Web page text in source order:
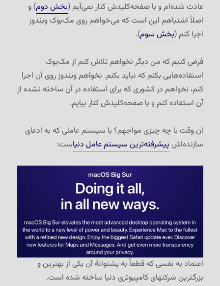
عادت شده‌ام و با صفحه‌کلیدش کنار نمی‌آیم (بخش دوم) و
اصلاً اشتباهم این است که می‌خواهم روی مک‌بوک ویندوز
اجرا کنم (بخش سوم).
فرض کنیم که من دیگر نخواهم تلاش کنم از مک‌بوک
استفاده‌هایی بکنم که نباید بکنم. نخواهم ویندوز روی آن اجرا
کنم، نخواهم در کشوری که برای استفاده در آن ساخته نشده از
آن استفاده کنم و با صفحه‌کلیدش کنار بیایم.
آن وقت با چه چیزی مواجهم؟ با سیستم عاملی که به ادعای
سازنده‌اش پیشرفته‌ترین سیستم عامل دنیاست:
اعتماد به نفسی که قطعاً به پشتوانهٔ آن یکی از بهترین و
بزرگترین شرکتهای کامپیوتری دنیا ساخته شده است.